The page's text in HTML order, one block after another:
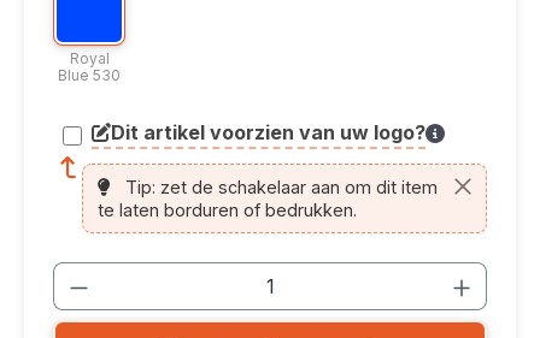
Royal
Blue 530
Dit artikel voorzien van uw logo?
article.printing.helptext
Tip: zet de schakelaar aan om dit item
te laten borduren of bedrukken.
Producthoeveelheid: Voer de